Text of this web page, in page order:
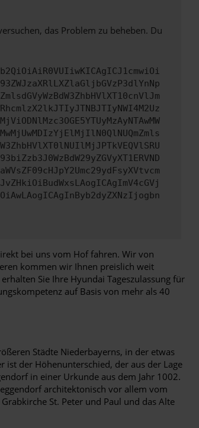
das Problem zu beheben. Du
bei uns vom Hof fahren. Wir von
kommen wir Ihnen preislich weit
Sie Ihre Hyundai Tageszulassung für
auf Basis von mehr als 40
Städte Niederbayerns, in der etwas
der Höhenunterschied, der aus der Lage
in einer Urkunde aus dem Jahr 1002.
architektonisch vor allem vom
St. Peter und Paul und das Alte